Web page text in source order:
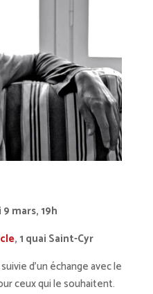
mars, 19h
, 1 quai Saint-Cyr
d’un échange avec le
ceux qui le souhaitent.